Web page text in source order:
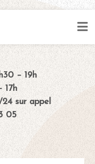
– 19h
17h
sur appel
05